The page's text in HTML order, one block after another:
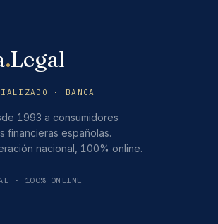
.Legal
· BANCA
1993 a consumidores
financieras españolas.
nacional, 100% online.
· 100% ONLINE